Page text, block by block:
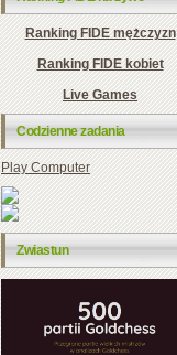
Ranking FIDE mężczyzn
Ranking FIDE kobiet
Live Games
Codzienne zadania
Play Computer
Zwiastun